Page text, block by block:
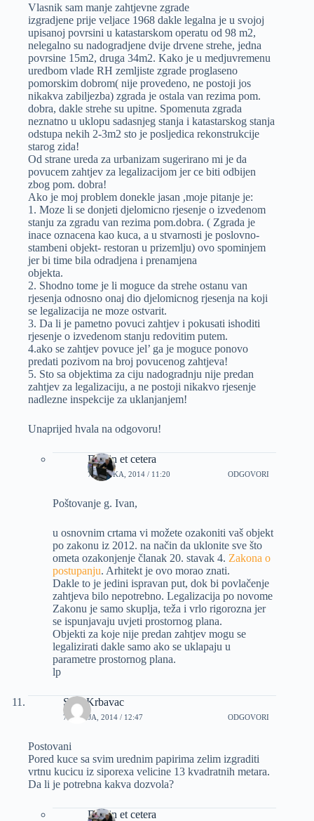
Vlasnik sam manje zahtjevne zgrade
izgradjene prije veljace 1968 dakle legalna je u svojoj
upisanoj povrsini u katastarskom operatu od 98 m2,
nelegalno su nadogradjene dvije drvene strehe, jedna
povrsine 15m2, druga 34m2. Kako je u medjuvremenu
uredbom vlade RH zemljiste zgrade proglaseno
pomorskim dobrom( nije provedeno, ne postoji jos
nikakva zabiljezba) zgrada je ostala van rezima pom.
dobra, dakle strehe su upitne. Spomenuta zgrada
neznatno u uklopu sadasnjeg stanja i katastarskog stanja
odstupa nekih 2-3m2 sto je posljedica rekonstrukcije
starog zida!
Od strane ureda za urbanizam sugerirano mi je da
povucem zahtjev za legalizacijom jer ce biti odbijen
zbog pom. dobra!
Ako je moj problem donekle jasan ,moje pitanje je:
1. Moze li se donjeti djelomicno rjesenje o izvedenom
stanju za zgradu van rezima pom.dobra. ( Zgrada je
inace oznacena kao kuca, a u stvarnosti je poslovno-
stambeni objekt- restoran u prizemlju) ovo spominjem
jer bi time bila odradjena i prenamjena
objekta.
2. Shodno tome je li moguce da strehe ostanu van
rjesenja odnosno onaj dio djelomicnog rjesenja na koji
se legalizacija ne moze ostvarit.
3. Da li je pametno povuci zahtjev i pokusati ishoditi
rjesenje o izvedenom stanju redovitim putem.
4.ako se zahtjev povuce jel’ ga je moguce ponovo
predati pozivom na broj povucenog zahtjeva!
5. Sto sa objektima za ciju nadogradnju nije predan
zahtjev za legalizaciju, a ne postoji nikakvo rjesenje
nadlezne inspekcije za uklanjanjem!
Unaprijed hvala na odgovoru!
Dizajn et cetera
7 OŽUJKA, 2014 / 11:20 ODGOVORI
Poštovanje g. Ivan,
u osnovnim crtama vi možete ozakoniti vaš objekt
po zakonu iz 2012. na način da uklonite sve što
ometa ozakonjenje članak 20. stavak 4. Zakona o
postupanju. Arhitekt je ovo morao znati.
Dakle to je jedini ispravan put, dok bi povlačenje
zahtjeva bilo nepotrebno. Legalizacija po novome
Zakonu je samo skuplja, teža i vrlo rigorozna jer
se ispunjavaju uvjeti prostornog plana.
Objekti za koje nije predan zahtjev mogu se
legalizirati dakle samo ako se uklapaju u
parametre prostornog plana.
lp
Sasa Krbavac
7 SRPNJA, 2014 / 12:47 ODGOVORI
Postovani
Pored kuce sa svim urednim papirima zelim izgraditi
vrtnu kucicu iz siporexa velicine 13 kvadratnih metara.
Da li je potrebna kakva dozvola?
Dizajn et cetera